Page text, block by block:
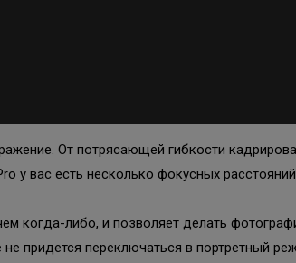
От потрясающей гибкости
у вас есть несколько фокусных
когда-либо, и позволяет делать
придется переключаться в портретный